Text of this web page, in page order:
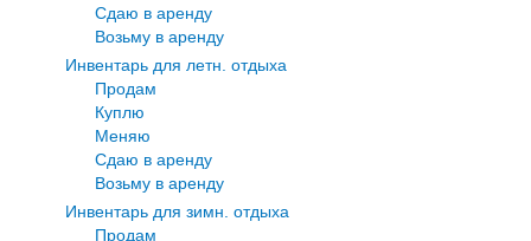
Сдаю в аренду
Возьму в аренду
Инвентарь для летн. отдыха
Продам
Куплю
Меняю
Сдаю в аренду
Возьму в аренду
Инвентарь для зимн. отдыха
Продам